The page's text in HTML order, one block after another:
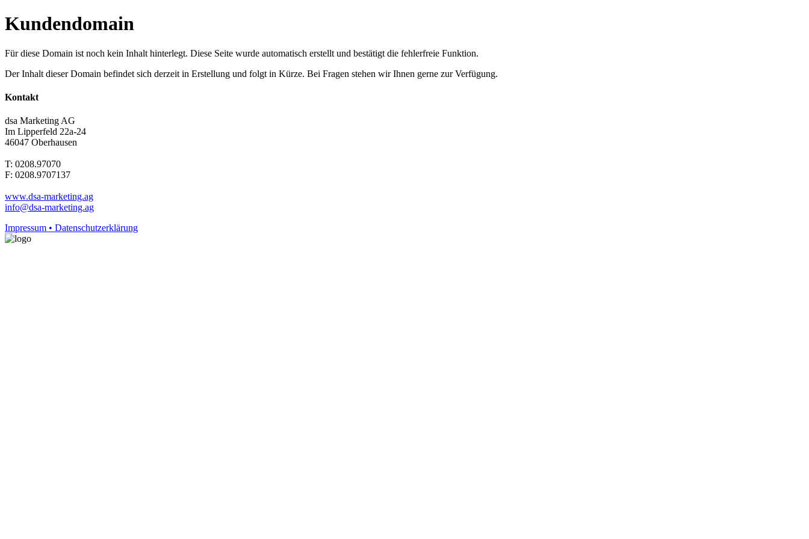
Kundendomain
Für diese Domain ist noch kein Inhalt hinterlegt. Diese Seite wurde automatisch erstellt und bestätigt die fehlerfreie Funktion.
Der Inhalt dieser Domain befindet sich derzeit in Erstellung und folgt in Kürze. Bei Fragen stehen wir Ihnen gerne zur Verfügung.
Kontakt
dsa Marketing AG
Im Lipperfeld 22a-24
46047 Oberhausen
T: 0208.97070
F: 0208.9707137
www.dsa-marketing.ag
info@dsa-marketing.ag
Impressum • Datenschutzerklärung